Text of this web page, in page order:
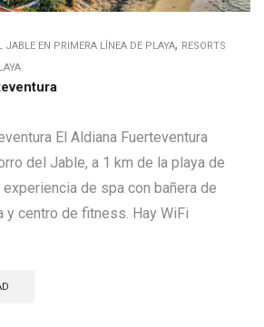
JABLE EN PRIMERA LÍNEA DE PLAYA, RESORTS
El Aldiana Fuerteventura
del Jable, a 1 km de la playa de
experiencia de spa con bañera de
y centro de fitness. Hay WiFi